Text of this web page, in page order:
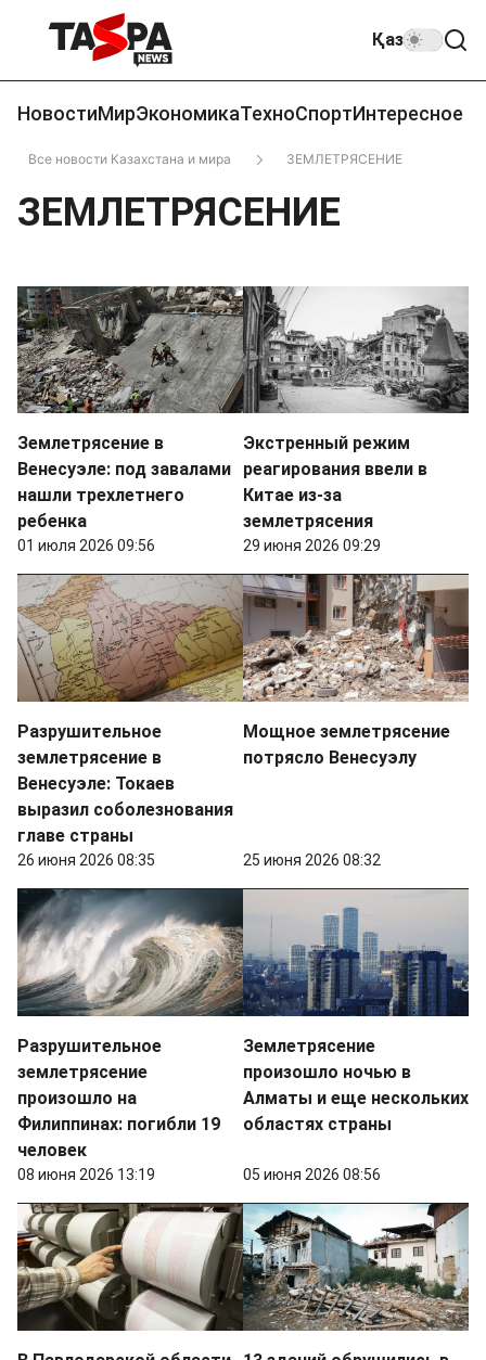
Қаз
НовостиМирЭкономикаТехноСпортИнтересное
Все новости Казахстана и мира ЗЕМЛЕТРЯСЕНИЕ
ЗЕМЛЕТРЯСЕНИЕ
Землетрясение в
Венесуэле: под завалами
нашли трехлетнего
ребенка
01 июля 2026 09:56
Экстренный режим
реагирования ввели в
Китае из-за
землетрясения
29 июня 2026 09:29
Разрушительное
землетрясение в
Венесуэле: Токаев
выразил соболезнования
главе страны
26 июня 2026 08:35
Мощное землетрясение
потрясло Венесуэлу
25 июня 2026 08:32
Разрушительное
землетрясение
произошло на
Филиппинах: погибли 19
человек
08 июня 2026 13:19
Землетрясение
произошло ночью в
Алматы и еще нескольких
областях страны
05 июня 2026 08:56